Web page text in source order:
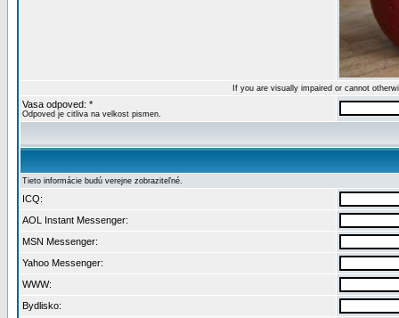
If you are visually impaired or cannot
Vasa odpoved: *
Odpoved je citliva na velkost pismen.
Tieto informácie budú verejne zobraziteľné.
ICQ:
AOL Instant Messenger:
MSN Messenger:
Yahoo Messenger:
WWW:
Bydlisko: